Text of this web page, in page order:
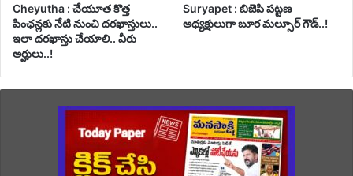
Cheyutha : చేయూత కొత్త
పింఛన్లకు నేటి నుంచి దరఖాస్తులు..
ఇలా దరఖాస్తు చేయాలి.. వీరు
అర్హులు..!
Suryapet : బిజెపి పట్టణ
అధ్యక్షులుగా బూర మల్సూర్ గౌడ్..!